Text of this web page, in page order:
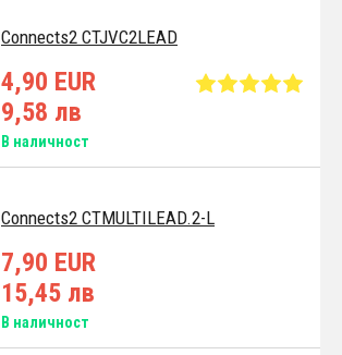
Connects2 CTJVC2LEAD
4,90 EUR
9,58 лв
В наличност
Connects2 CTMULTILEAD.2-L
7,90 EUR
15,45 лв
В наличност